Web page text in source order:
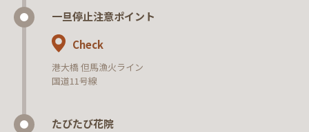
一旦停止注意ポイント
Check
港大橋 但馬漁火ライン
国道11号線
たびたび花院